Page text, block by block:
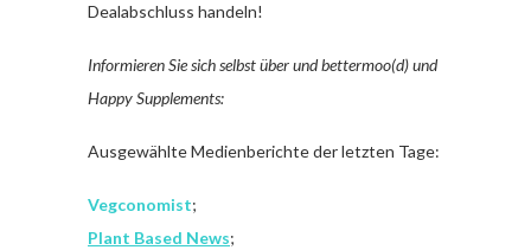
Dealabschluss handeln!
Informieren Sie sich selbst über und bettermoo(d) und
Happy Supplements:
Ausgewählte Medienberichte der letzten Tage:
Vegconomist;
Plant Based News;